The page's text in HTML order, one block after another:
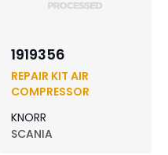
1919356
REPAIR KIT AIR
COMPRESSOR
KNORR
SCANIA